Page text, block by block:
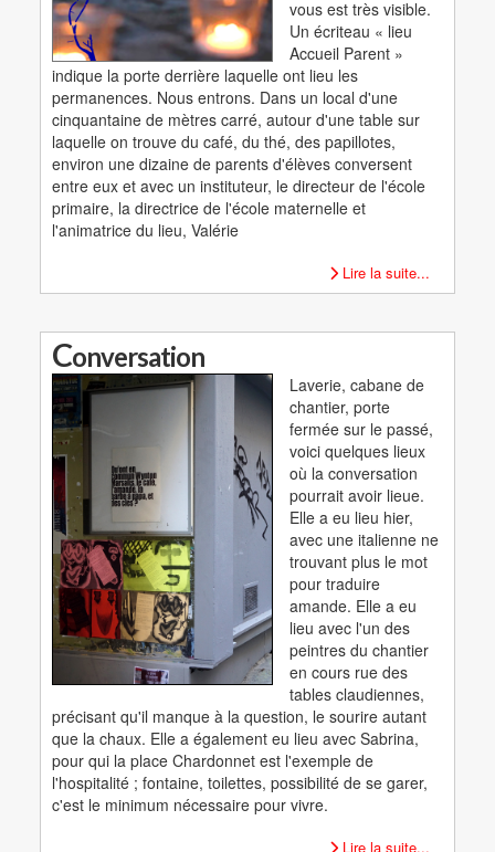
vous est très visible.
Un écriteau « lieu
Accueil Parent »
indique la porte derrière laquelle ont lieu les
permanences. Nous entrons. Dans un local d'une
cinquantaine de mètres carré, autour d'une table sur
laquelle on trouve du café, du thé, des papillotes,
environ une dizaine de parents d'élèves conversent
entre eux et avec un instituteur, le directeur de l'école
primaire, la directrice de l'école maternelle et
l'animatrice du lieu, Valérie
Lire la suite...
Conversation
Laverie, cabane de
chantier, porte
fermée sur le passé,
voici quelques lieux
où la conversation
pourrait avoir lieue.
Elle a eu lieu hier,
avec une italienne ne
trouvant plus le mot
pour traduire
amande. Elle a eu
lieu avec l'un des
peintres du chantier
en cours rue des
tables claudiennes,
précisant qu'il manque à la question, le sourire autant
que la chaux. Elle a également eu lieu avec Sabrina,
pour qui la place Chardonnet est l'exemple de
l'hospitalité ; fontaine, toilettes, possibilité de se garer,
c'est le minimum nécessaire pour vivre.
Lire la suite...